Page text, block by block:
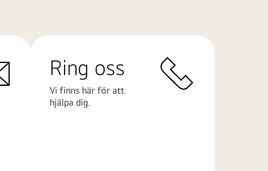
Ring oss
Vi finns här för att
hjälpa dig.